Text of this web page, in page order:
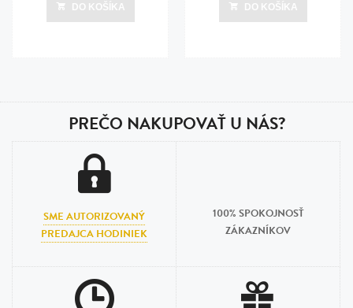
DO KOŠÍKA DO KOŠÍKA
PREČO NAKUPOVAŤ U NÁS?
SME AUTORIZOVANÝ
PREDAJCA HODINIEK
100% SPOKOJNOSŤ
ZÁKAZNÍKOV